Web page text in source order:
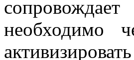
необходимо